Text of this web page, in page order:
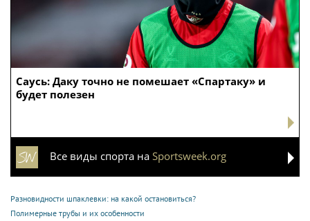
Саусь: Даку точно не помешает «Спартаку» и
будет полезен
Все виды спорта на Sportsweek.org
Разновидности шпаклевки: на какой остановиться?
Полимерные трубы и их особенности